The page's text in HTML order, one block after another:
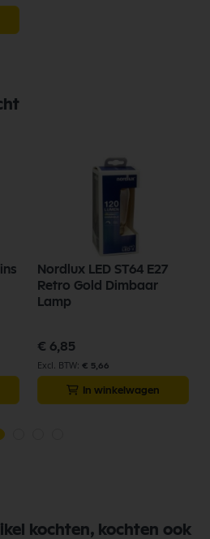
Nordlux LED ST64 E27
Retro Gold Dimbaar
Lamp
€ 6,85
€ 5,66
In winkelwagen
kochten, kochten ook